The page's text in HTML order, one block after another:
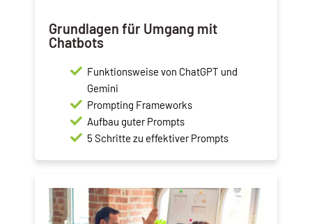
Grundlagen für Umgang mit
Chatbots
Funktionsweise von ChatGPT und
Gemini
Prompting Frameworks
Aufbau guter Prompts
5 Schritte zu effektiver Prompts